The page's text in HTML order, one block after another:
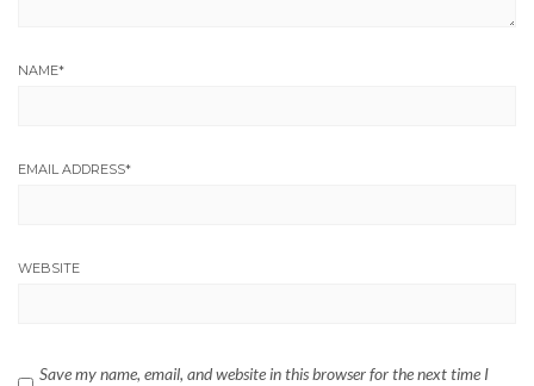
NAME*
EMAIL ADDRESS*
WEBSITE
Save my name, email, and website in this browser for the next time I